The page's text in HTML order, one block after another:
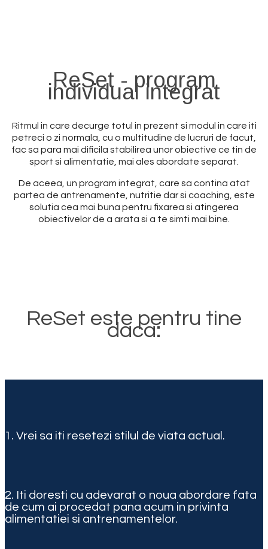
ReSet - program
individual integrat
Ritmul in care decurge totul in prezent si modul in care iti
petreci o zi normala, cu o multitudine de lucruri de facut,
fac sa para mai dificila stabilirea unor obiective ce tin de
sport si alimentatie, mai ales abordate separat.
De aceea, un program integrat, care sa contina atat
partea de antrenamente, nutritie dar si coaching, este
solutia cea mai buna pentru fixarea si atingerea
obiectivelor de a arata si a te simti mai bine.
ReSet este pentru tine
daca:
1. Vrei sa iti resetezi stilul de viata actual.
2. Iti doresti cu adevarat o noua abordare fata
de cum ai procedat pana acum in privinta
alimentatiei si antrenamentelor.